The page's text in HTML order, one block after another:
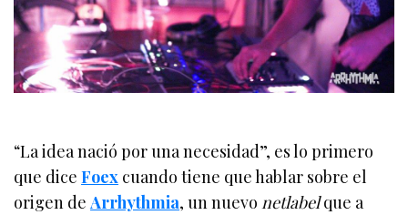
“La idea nació por una necesidad”, es lo primero
que diceFoex cuando tiene que hablar sobre el
origen deArrhythmia, un nuevo netlabelque a